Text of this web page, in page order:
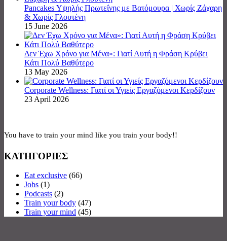
Pancakes Υψηλής Πρωτεΐνης με Βατόμουρα | Χωρίς Ζάχαρη
& Χωρίς Γλουτένη
15 June 2026
Δεν Έχω Χρόνο για Μένα»: Γιατί Αυτή η Φράση Κρύβει
Κάτι Πολύ Βαθύτερο
13 May 2026
Corporate Wellness: Γιατί οι Υγιείς Εργαζόμενοι Κερδίζουν
23 April 2026
You have to train your mind like you train your body!!
ΚΑΤΗΓΟΡΙΕΣ
Eat exclusive (66)
Jobs (1)
Podcasts (2)
Train your body (47)
Train your mind (45)